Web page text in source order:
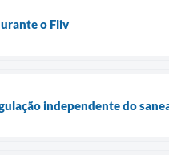
o Fliv
independente do